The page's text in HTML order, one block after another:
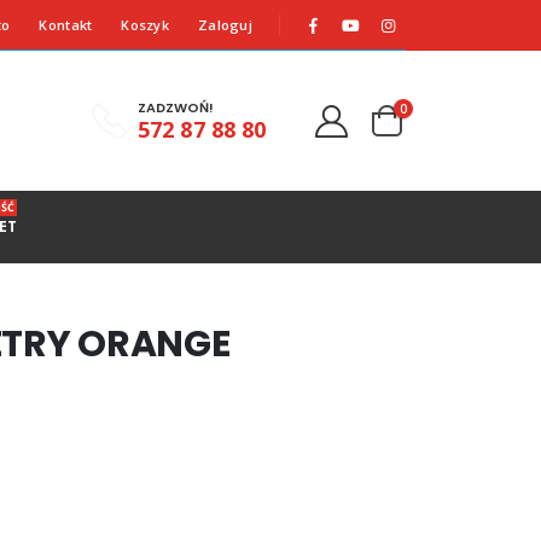
Kontakt Koszyk Zaloguj
ZADZWOŃ!
572 87 88 80
0
ORANGE